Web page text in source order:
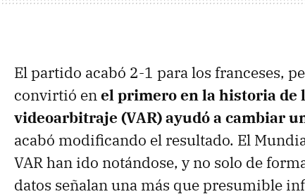
El partido acabó 2-1 para los franceses,
convirtió enel primero en la historia de
videoarbitraje (VAR) ayudó a cambiar
acabó modificando el resultado. El
VAR han ido notándose, y no solo de
datos señalan una más que presumible